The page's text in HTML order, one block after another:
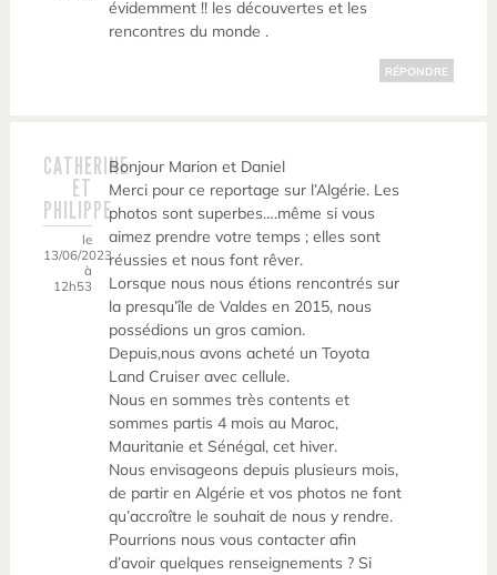
évidemment !! les découvertes et les
rencontres du monde .
RÉPONDRE
CATHERINE
ET
PHILIPPE
le
13/06/2023
à
12h53
Bonjour Marion et Daniel
Merci pour ce reportage sur l’Algérie. Les
photos sont superbes….même si vous
aimez prendre votre temps ; elles sont
réussies et nous font rêver.
Lorsque nous nous étions rencontrés sur
la presqu’île de Valdes en 2015, nous
possédions un gros camion.
Depuis,nous avons acheté un Toyota
Land Cruiser avec cellule.
Nous en sommes très contents et
sommes partis 4 mois au Maroc,
Mauritanie et Sénégal, cet hiver.
Nous envisageons depuis plusieurs mois,
de partir en Algérie et vos photos ne font
qu’accroître le souhait de nous y rendre.
Pourrions nous vous contacter afin
d’avoir quelques renseignements ? Si